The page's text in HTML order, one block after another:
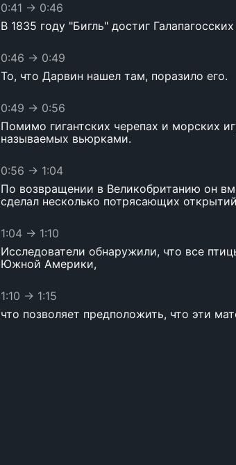
0:41 → 0:46
В 1835 году "Бигль" достиг
0:46 → 0:49
То, что Дарвин нашел там, поразило его.
0:49 → 0:56
Помимо гигантских черепах и морских
называемых вьюрками.
0:56 → 1:04
По возвращении в Великобританию он
сделал несколько потрясающих
1:04 → 1:10
Исследователи обнаружили, что все
Южной Америки,
1:10 → 1:15
что позволяет предположить, что эти